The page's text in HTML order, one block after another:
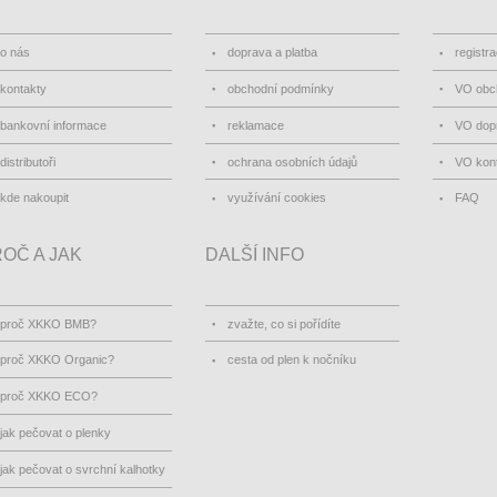
o nás
kontakty
bankovní informace
distributoři
kde nakoupit
doprava a platba
obchodní podmínky
reklamace
ochrana osobních údajů
využívání cookies
VO
VO
VO
FAQ
A JAK
proč XKKO BMB?
proč XKKO Organic?
proč XKKO ECO?
jak pečovat o plenky
jak pečovat o svrchní kalhotky
DALŠÍ INFO
zvažte, co si pořídíte
cesta od plen k nočníku